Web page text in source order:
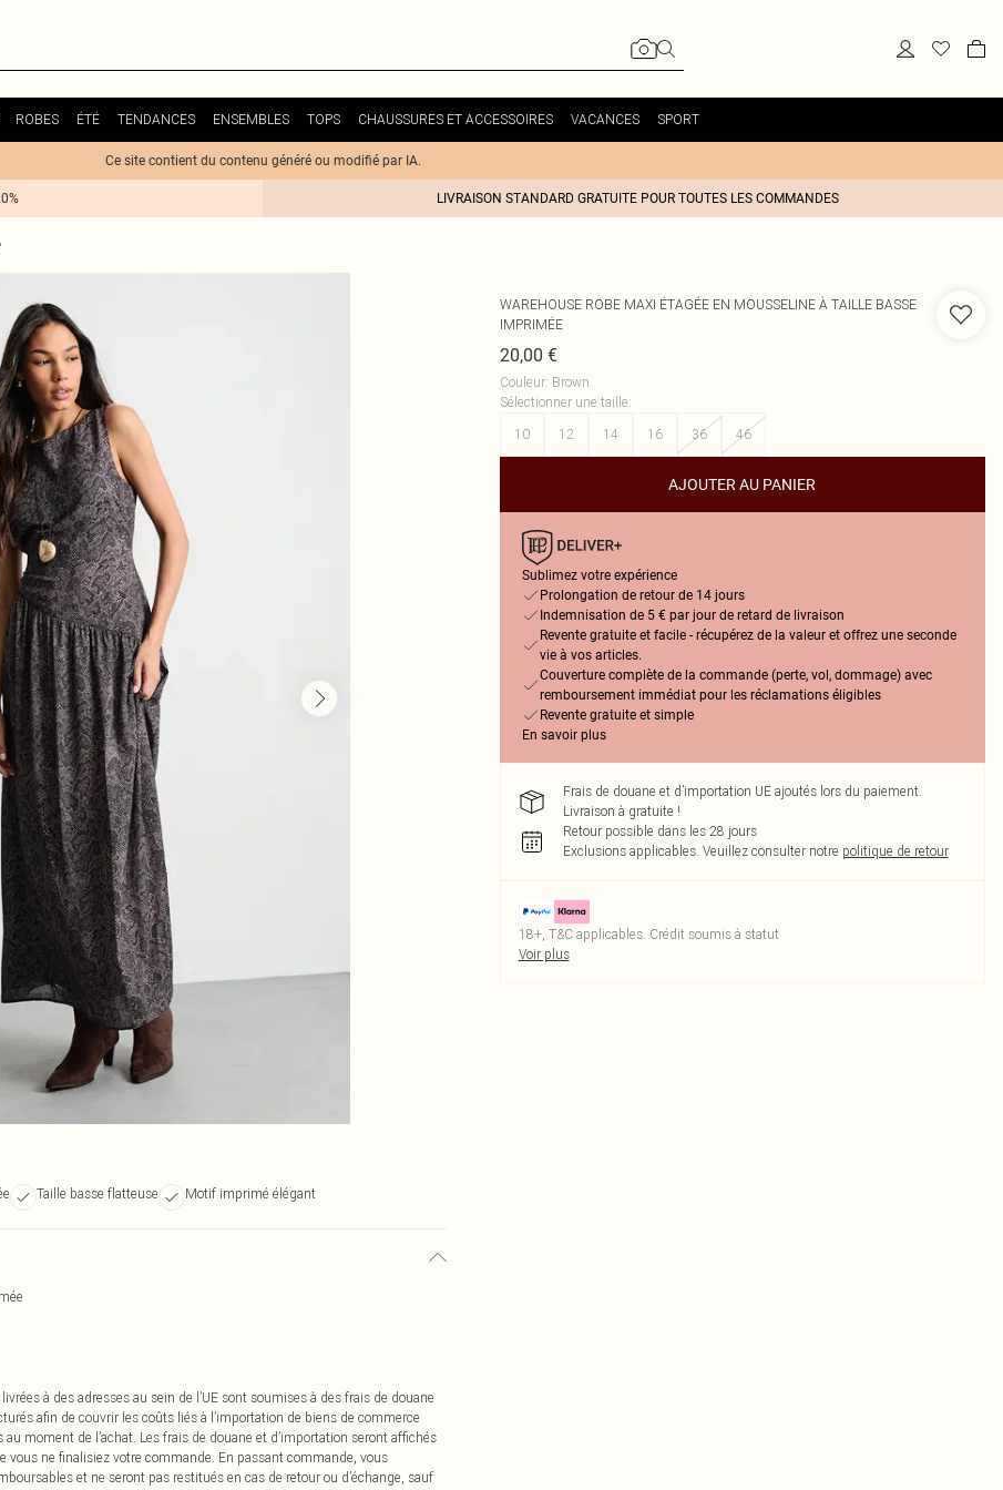
ROBES ÉTÉ TENDANCES ENSEMBLES TOPS CHAUSSURES ET ACCESSOIRES VACANCES SPORT
Ce site contient du contenu généré ou modifié par IA.
LIVRAISON STANDARD GRATUITE POUR TOUTES LES COMMANDES
Taille basse flatteuse Motif imprimé élégant
à des adresses au sein de l’UE sont soumises à des frais de douane
afin de couvrir les coûts liés à l’importation de biens de commerce
moment de l’achat. Les frais de douane et d’importation seront affichés
ne finalisiez votre commande. En passant commande, vous
et ne seront pas restitués en cas de retour ou d’échange, sauf
WAREHOUSE ROBE MAXI ÉTAGÉE EN MOUSSELINE À TAILLE BASSE
IMPRIMÉE
20,00 €
Couleur: Brown
Sélectionner une taille:
10
12 14 16 36 46
AJOUTER AU PANIER
Sublimez votre expérience
Prolongation de retour de 14 jours
Indemnisation de 5 € par jour de retard de livraison
Revente gratuite et facile - récupérez de la valeur et offrez une seconde
vie à vos articles.
Couverture complète de la commande (perte, vol, dommage) avec
remboursement immédiat pour les réclamations éligibles
Revente gratuite et simple
En savoir plus
Frais de douane et d’importation UE ajoutés lors du paiement.
Livraison à gratuite !
Retour possible dans les 28 jours
Exclusions applicables. Veuillez consulter notre politique de retour
18+, T&C applicables. Crédit soumis à statut
Voir plus